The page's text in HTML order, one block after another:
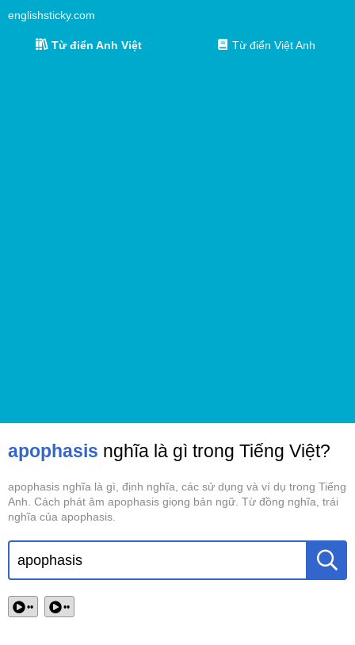
englishsticky.com
Từ điển Anh Việt Từ điển Việt Anh
apophasis nghĩa là gì trong Tiếng Việt?
apophasis nghĩa là gì, định nghĩa, các sử dụng và ví dụ trong Tiếng
Anh. Cách phát âm apophasis giọng bản ngữ. Từ đồng nghĩa, trái
nghĩa của apophasis.
•• ••